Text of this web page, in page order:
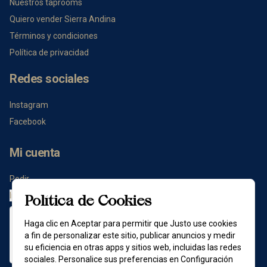
Nuestros taprooms
Quiero vender Sierra Andina
Términos y condiciones
Política de privacidad
Redes sociales
Instagram
Facebook
Mi cuenta
Pedir
Iniciar sesión
Política de Cookies
Haga clic en Aceptar para permitir que Justo use cookies
a fin de personalizar este sitio, publicar anuncios y medir
su eficiencia en otras apps y sitios web, incluidas las redes
sociales. Personalice sus preferencias en Configuración